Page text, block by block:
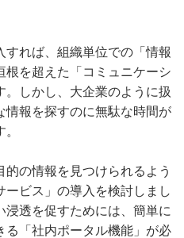
れば、組織単位での「情報
を超えた「コミュニケーシ
。しかし、大企業のように扱
情報を探すのに無駄な時間が
の情報を見つけられるよう
ビス」の導入を検討しまし
浸透を促すためには、簡単に
る「社内ポータル機能」が必